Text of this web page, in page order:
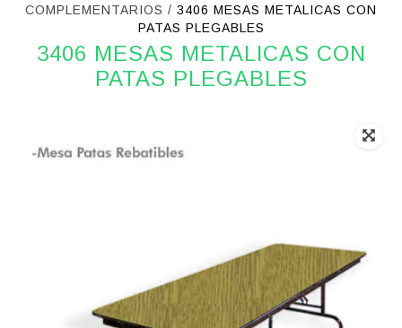
COMPLEMENTARIOS / 3406 MESAS METALICAS CON
PATAS PLEGABLES
3406 MESAS METALICAS CON
PATAS PLEGABLES